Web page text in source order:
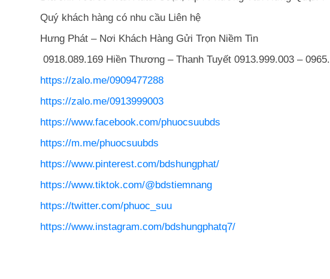
Quý khách hàng có nhu cầu Liên hệ
Hưng Phát – Nơi Khách Hàng Gửi Trọn Niềm Tin
0918.089.169 Hiền Thương – Thanh Tuyết 0913.999.003 –
https://zalo.me/0909477288
https://zalo.me/0913999003
https://www.facebook.com/phuocsuubds
https://m.me/phuocsuubds
https://www.pinterest.com/bdshungphat/
https://www.tiktok.com/@bdstiemnang
https://twitter.com/phuoc_suu
https://www.instagram.com/bdshungphatq7/